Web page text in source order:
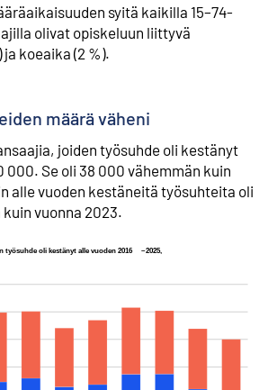
syitä kaikilla 15–74-
olivat opiskeluun liittyvä
koeaika (2 %).
määrä väheni
joiden työsuhde oli kestänyt
000. Se oli 38 000 vähemmän kuin
alle vuoden kestäneitä työsuhteita oli
vuonna 2023.